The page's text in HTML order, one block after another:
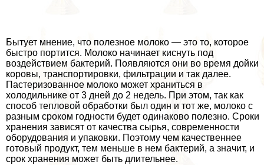
Бытует мнение, что полезное молоко — это то, которое
быстро портится. Молоко начинает киснуть под
воздействием бактерий. Появляются они во время дойки
коровы, трaнcпортировки, фильтрации и так далее.
Пастеризованное молоко может храниться в
холодильнике от 3 дней до 2 недель. При этом, так как
способ тепловой обработки был один и тот же, молоко с
разным сроком годности будет одинаково полезно. Сроки
хранения зависят от качества сырья, современности
оборудования и упаковки. Поэтому чем качественнее
готовый продукт, тем меньше в нем бактерий, а значит, и
срок хранения может быть длительнее.